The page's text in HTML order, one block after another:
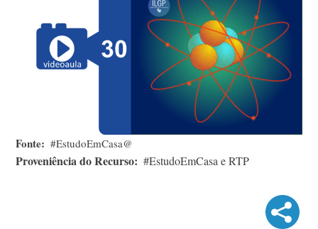
Fonte #EstudoEmCasa@
Proveniência do Recurso #EstudoEmCasa e RTP